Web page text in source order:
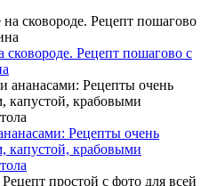
сковороде. Рецепт пошагово с
Рецепты очень
капустой, крабовыми